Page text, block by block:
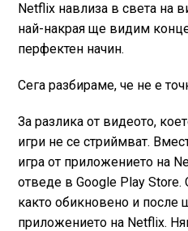
Netflix навлиза в света на
най-накрая ще видим
перфектен начин.
Сега разбираме, че не е
За разлика от видеото,
игри не се стриймват.
игра от приложението на
отведе в Google Play Store.
както обикновено и после
приложението на Netflix.